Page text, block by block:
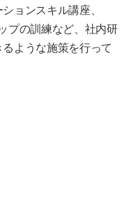
ョンスキル講座、
プの訓練など、社内研
ような施策を行って